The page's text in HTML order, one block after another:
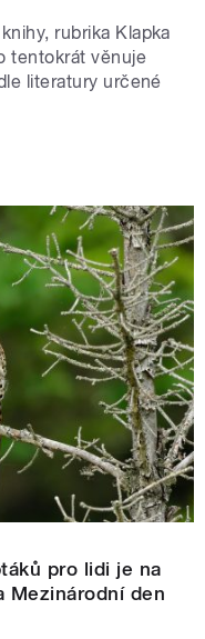
rubrika Klapka
tentokrát věnuje
literatury určené
pro lidi je na
Mezinárodní den